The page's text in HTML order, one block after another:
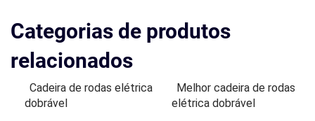
Categorias de produtos
relacionados
Cadeira de rodas elétrica
dobrável
Melhor cadeira de rodas
elétrica dobrável